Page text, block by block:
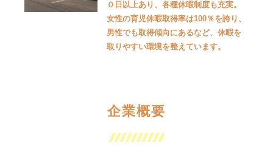
０日以上あり、各種休暇制度も充実。
女性の育児休暇取得率は100％を誇り、
男性でも取得傾向にあるなど、休暇を
取りやすい環境を整えています。
企業概要